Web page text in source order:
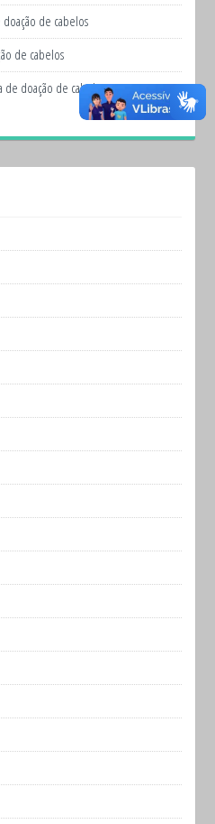
doação de cabelos
de cabelos
de doação de cabelos